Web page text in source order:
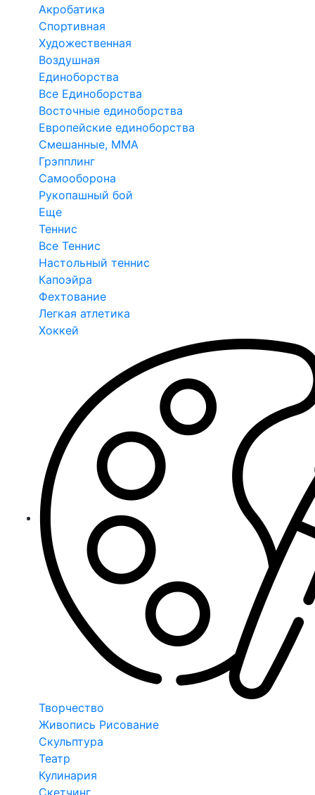
Акробатика
Спортивная
Художественная
Воздушная
Единоборства
Все Единоборства
Восточные единоборства
Европейские единоборства
Смешанные, ММА
Грэпплинг
Самооборона
Рукопашный бой
Еще
Теннис
Все Теннис
Настольный теннис
Капоэйра
Фехтование
Легкая атлетика
Хоккей
Творчество
Живопись Рисование
Скульптура
Театр
Кулинария
Скетчинг